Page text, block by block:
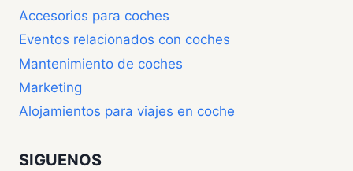
Accesorios para coches
Eventos relacionados con coches
Mantenimiento de coches
Marketing
Alojamientos para viajes en coche
SIGUENOS